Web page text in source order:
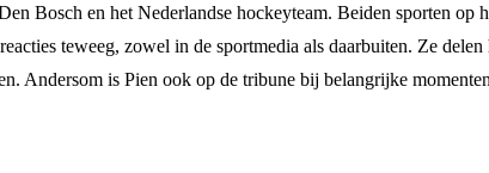
Bosch en het Nederlandse hockeyteam. Beiden sporten
teweeg, zowel in de sportmedia als daarbuiten. Ze
is Pien ook op de tribune bij belangrijke